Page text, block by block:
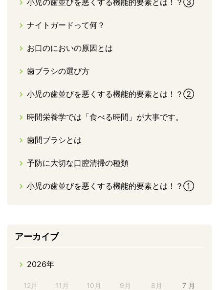
ナイトガードって何？
お口のにおいの原因とは
歯ブラシの選び方
小児の歯並びを悪くする機能的要素とは！？②
時間栄養学では「食べる時間」が大事です。
歯間ブラシとは
予防に大切な口腔清掃の種類
小児の歯並びを悪くする機能的要素とは！？①
アーカイブ
2026年
12月 11月 10月 9月 8月 7 月